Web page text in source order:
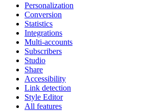
Personalization
Conversion
Statistics
Integrations
Multi-accounts
Subscribers
Studio
Share
Accessibility
Link detection
Style Editor
All features